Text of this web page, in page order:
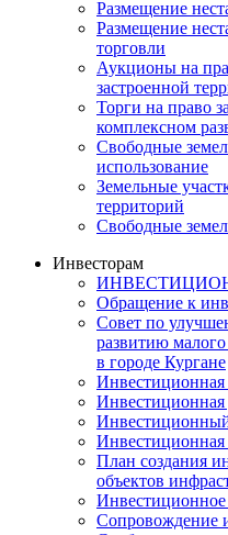
Размещение
Размещение
торговли
Аукционы на
застроенной
Торги на право
комплексном
Свободные
использование
Земельные
территорий
Свободные
Инвесторам
Обращение к
Совет по
развитию
в городе Кургане
Инвестиционная
Инвестиционная
Инвестиционная
План создания
объектов
Инвестиционное
Сопровождение